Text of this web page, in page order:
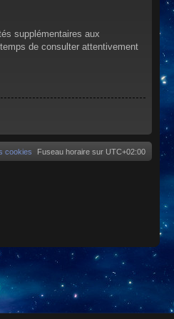
supplémentaires aux
de consulter attentivement
Fuseau horaire sur UTC+02:00
cookies